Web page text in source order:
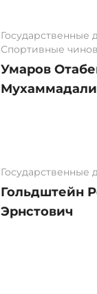
Государственные
Спортивные
Умаров
Государственные
Гольдштейн
Эрнстович